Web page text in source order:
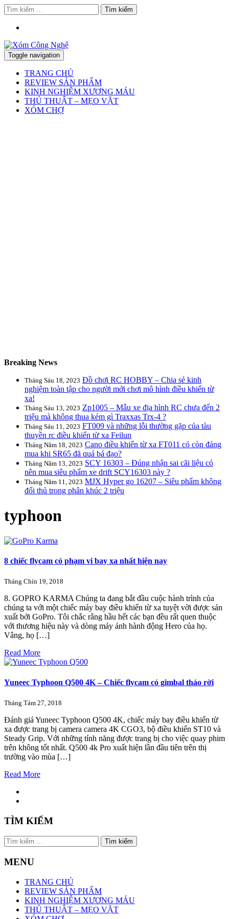
Tìm
kiếm
cho:
Toggle navigation
TRANG CHỦ
REVIEW SẢN PHẨM
KINH NGHIỆM XƯƠNG MÁU
THỦ THUẬT – MẸO VẶT
XÓM CHỢ
Breaking News
Tháng Sáu 18, 2023 Đồ chơi RC HOBBY – Chia sẻ kinh
nghiệm toàn tập cho người mới chơi mô hình điều khiển từ
xa!
Tháng Sáu 13, 2023 Zp1005 – Mẫu xe địa hình RC chưa đến 2
triệu mà không thua kém gì Traxxas Trx-4 ?
Tháng Sáu 11, 2023 FT009 và những lỗi thường gặp của tàu
thuyền rc điều khiển từ xa Feilun
Tháng Năm 18, 2023 Cano điều khiển từ xa FT011 có còn đáng
mua khi SR65 đã quá bá đạo?
Tháng Năm 13, 2023 SCY 16303 – Đúng nhận sai cãi liệu có
nên mua siêu phẩm xe drift SCY16303 này ?
Tháng Năm 11, 2023 MJX Hyper go 16207 – Siêu phẩm không
đối thủ trong phân khúc 2 triệu
typhoon
8 chiếc flycam có phạm vi bay xa nhất hiện nay
Tháng Chín 19, 2018
8. GOPRO KARMA Chúng ta đang bắt đầu cuộc hành trình của
chúng ta với một chiếc máy bay điều khiển từ xa tuyệt vời được sản
xuất bởi GoPro. Tôi chắc rằng hầu hết các bạn đều rất quen thuộc
với thương hiệu này và dòng máy ảnh hành động Hero của họ.
Vâng, họ […]
Read More
Yuneec Typhoon Q500 4K – Chiếc flycam có gimbal tháo rời
Tháng Tám 27, 2018
Đánh giá Yuneec Typhoon Q500 4K, chiếc máy bay điều khiển từ
xa được trang bị camera camera 4K CGO3, bộ điều khiển ST10 và
Steady Grip. Với những tính năng được trang bị cho việc quay phim
trên không tốt nhất. Q500 4k Pro xuất hiện lần đầu tiên trên thị
trường vào mùa […]
Read More
TÌM KIẾM
Tìm
kiếm
cho:
MENU
TRANG CHỦ
REVIEW SẢN PHẨM
KINH NGHIỆM XƯƠNG MÁU
THỦ THUẬT – MẸO VẶT